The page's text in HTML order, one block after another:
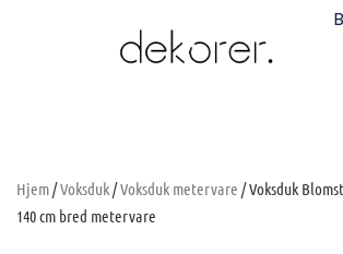
Hjem/Voksduk/Voksduk metervare / Voksduk
140 cm bred metervare